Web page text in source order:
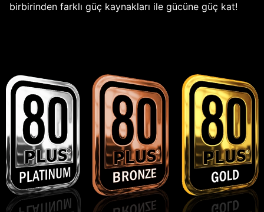
birbirinden farklı güç kaynakları ile gücüne güç kat!